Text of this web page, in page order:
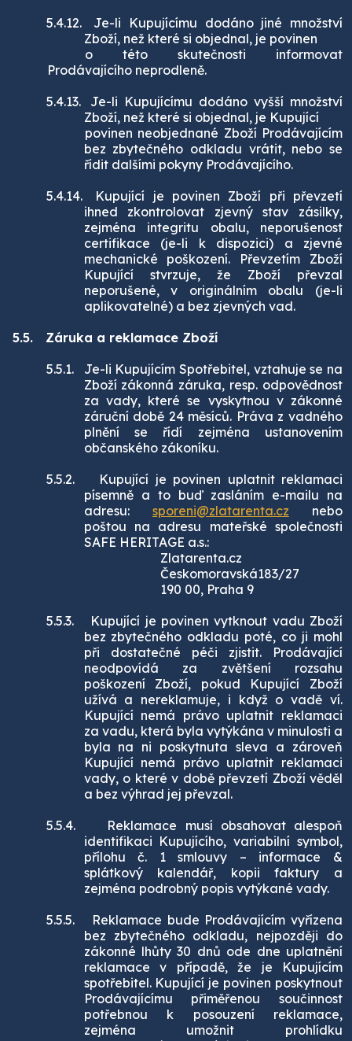
5.4.12.
Je-li Kupujícímu dodáno jiné množství
Zboží, než které si objednal, je povinen
o této skutečnosti informovat
Prodávajícího neprodleně.
5.4.13.
Je-li Kupujícímu dodáno vyšší množství
Zboží, než které si objednal, je Kupující
povinen neobjednané Zboží Prodávajícím
bez zbytečného odkladu vrátit, nebo se
řídit dalšími pokyny Prodávajícího.
5.4.14.
Kupující je povinen Zboží při převzetí
ihned zkontrolovat zjevný stav zásilky,
zejména integritu obalu, neporušenost
certifikace (je-li k dispozici) a zjevné
mechanické poškození. Převzetím Zboží
Kupující stvrzuje, že Zboží převzal
neporušené, v originálním obalu (je-li
aplikovatelné) a bez zjevných vad.
5.5.
Záruka a reklamace Zboží
5.5.1.
Je-li Kupujícím Spotřebitel, vztahuje se na
Zboží zákonná záruka, resp. odpovědnost
za vady, které se vyskytnou v zákonné
záruční době 24 měsíců. Práva z vadného
plnění se řídí zejména ustanovením
občanského zákoníku.
5.5.2.
Kupující je povinen uplatnit reklamaci
písemně a to buď zasláním e-mailu na
adresu: sporeni@zlatarenta.cz
nebo
poštou na adresu mateřské společnosti
SAFE HERITAGE a.s.:
Zlatarenta.cz
Českomoravská183/27
190 00, Praha 9
5.5.3.
Kupující je povinen vytknout vadu Zboží
bez zbytečného odkladu poté, co ji mohl
při dostatečné péči zjistit. Prodávající
neodpovídá za zvětšení rozsahu
poškození Zboží, pokud Kupující Zboží
užívá a nereklamuje, i když o vadě ví.
Kupující nemá právo uplatnit reklamaci
za vadu, která byla vytýkána v minulosti a
byla na ni poskytnuta sleva a zároveň
Kupující nemá právo uplatnit reklamaci
vady, o které v době převzetí Zboží věděl
a bez výhrad jej převzal.
5.5.4.
Reklamace musí obsahovat alespoň
identifikaci Kupujícího, variabilní symbol,
přílohu č. 1 smlouvy – informace &
splátkový kalendář, kopii faktury a
zejména podrobný popis vytýkané vady.
5.5.5.
Reklamace bude Prodávajícím vyřízena
bez zbytečného odkladu, nejpozději do
zákonné lhůty 30 dnů ode dne uplatnění
reklamace v případě, že je Kupujícím
spotřebitel. Kupující je povinen poskytnout
Prodávajícímu přiměřenou součinnost
potřebnou k posouzení reklamace,
zejména umožnit prohlídku